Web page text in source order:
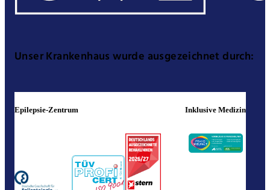
Unser Krankenhaus wurde ausgezeichnet durch:
Epilepsie-Zentrum Inklusive Medizin